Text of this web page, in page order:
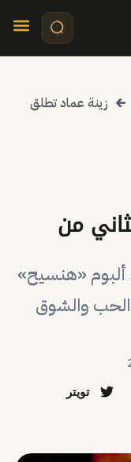
🡰 زينة عماد تطلق
من
ألبوم «هنسيح»
الحب والشوق
تويتر